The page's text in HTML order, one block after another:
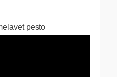
pesto